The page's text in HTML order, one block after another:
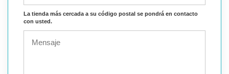
La tienda más cercada a su código postal se pondrá en contacto
con usted.